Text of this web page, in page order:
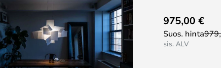
975,00 €
Suos. hinta
sis. ALV